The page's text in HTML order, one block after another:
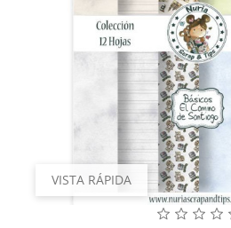
VISTA RÁPIDA